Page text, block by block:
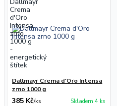
Dallmayr Crema d'Oro Intensa
zrno 1000 g
385 Kč/ks Skladem 4 ks